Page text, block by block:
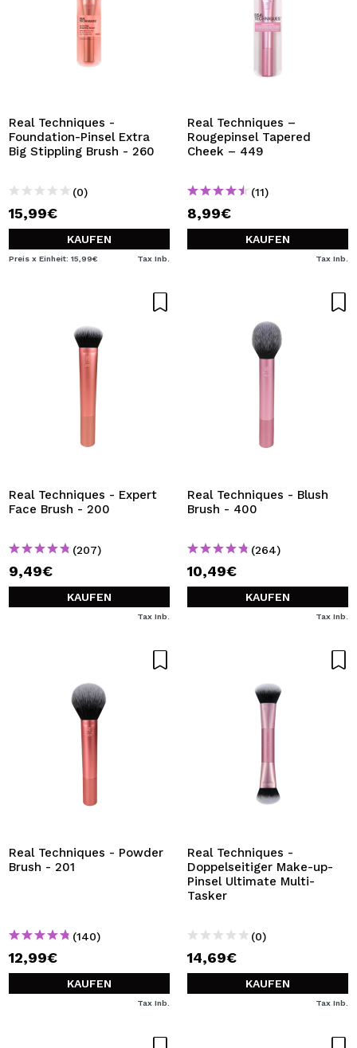
Real Techniques -
Foundation-Pinsel Extra
Big Stippling Brush - 260
(0)
15,99€
KAUFEN
Preis x Einheit: 15,99€ Tax Inb.
Real Techniques –
Rougepinsel Tapered
Cheek – 449
(11)
8,99€
KAUFEN
Tax Inb.
Real Techniques - Expert
Face Brush - 200
(207)
9,49€
KAUFEN
Tax Inb.
Real Techniques - Blush
Brush - 400
(264)
10,49€
KAUFEN
Tax Inb.
Real Techniques - Powder
Brush - 201
(140)
12,99€
KAUFEN
Tax Inb.
Real Techniques -
Doppelseitiger Make-up-
Pinsel Ultimate Multi-
Tasker
(0)
14,69€
KAUFEN
Tax Inb.